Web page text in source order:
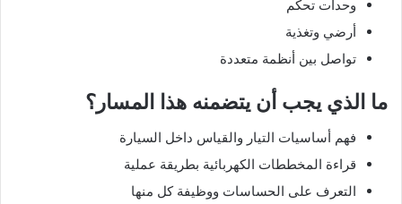
وحدات تحكم
أرضي وتغذية
تواصل بين أنظمة متعددة
ما الذي يجب أن يتضمنه هذا المسار؟
فهم أساسيات التيار والقياس داخل السيارة
قراءة المخططات الكهربائية بطريقة عملية
التعرف على الحساسات ووظيفة كل منها